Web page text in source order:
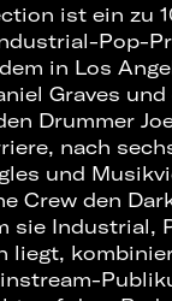
ist ein zu
Pop-
in Los
Graves
Drummer
nach
und
Crew den
sie Industrial,
liegt,